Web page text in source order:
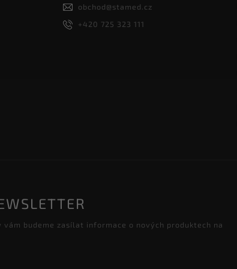
obchod@stamed.cz
+420 725 323 111
budeme zasílat informace o nových produktech na